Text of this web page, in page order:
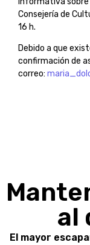
Consejería de
16 h.
Debido a que
confirmación de
correo:
al
El mayor